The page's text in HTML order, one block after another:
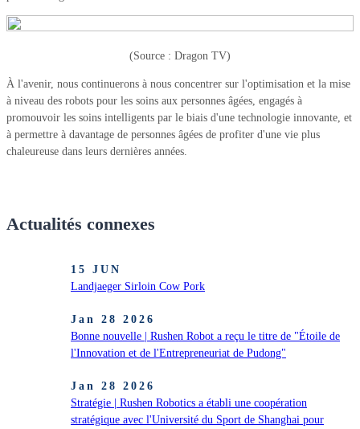
(Source : Dragon TV)
À l'avenir, nous continuerons à nous concentrer sur l'optimisation et la mise
à niveau des robots pour les soins aux personnes âgées, engagés à
promouvoir les soins intelligents par le biais d'une technologie innovante, et
à permettre à davantage de personnes âgées de profiter d'une vie plus
chaleureuse dans leurs dernières années.
Actualités connexes
15 JUN
Landjaeger Sirloin Cow Pork
Jan 28 2026
Bonne nouvelle | Rushen Robot a reçu le titre de "Étoile de
l'Innovation et de l'Entrepreneuriat de Pudong"
Jan 28 2026
Stratégie | Rushen Robotics a établi une coopération
stratégique avec l'Université du Sport de Shanghai pour